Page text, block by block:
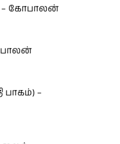
– கோபாலன்
பாகம்) –